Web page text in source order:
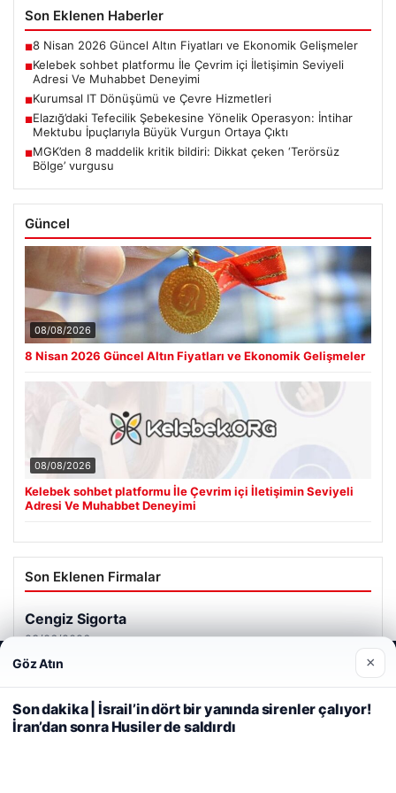
Son Eklenen Haberler
■8 Nisan 2026 Güncel Altın Fiyatları ve Ekonomik Gelişmeler
■Kelebek sohbet platformu İle Çevrim içi İletişimin Seviyeli
Adresi Ve Muhabbet Deneyimi
■Kurumsal IT Dönüşümü ve Çevre Hizmetleri
■Elazığ’daki Tefecilik Şebekesine Yönelik Operasyon: İntihar
Mektubu İpuçlarıyla Büyük Vurgun Ortaya Çıktı
■MGK’den 8 maddelik kritik bildiri: Dikkat çeken ‘Terörsüz
Bölge’ vurgusu
Güncel
08/08/2026
8 Nisan 2026 Güncel Altın Fiyatları ve Ekonomik Gelişmeler
08/08/2026
Kelebek sohbet platformu İle Çevrim içi İletişimin Seviyeli
Adresi Ve Muhabbet Deneyimi
Son Eklenen Firmalar
Cengiz Sigorta
23/06/2026
Web sitemizi nasıl kullandığınızı daha iyi anlayabilmek,
deneyiminizi kişiselleştirmek ve geliştirmek amacıyla çerezler
kullanıyoruz. Çerez Politikamız
Reddet Kabul Et
Göz Atın ×
Son dakika | İsrail’in dört bir yanında sirenler çalıyor!
İran’dan sonra Husiler de saldırdı